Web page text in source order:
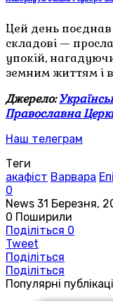
Цей день поєднав
складові —
упокій,
земним життям і
Джерело:
Православна
Наш телеграм
Теги
акафіст Варвара
0
News 31 Березня,
0 Поширили
Поділіться 0
Tweet
Поділіться
Поділіться
Популярні